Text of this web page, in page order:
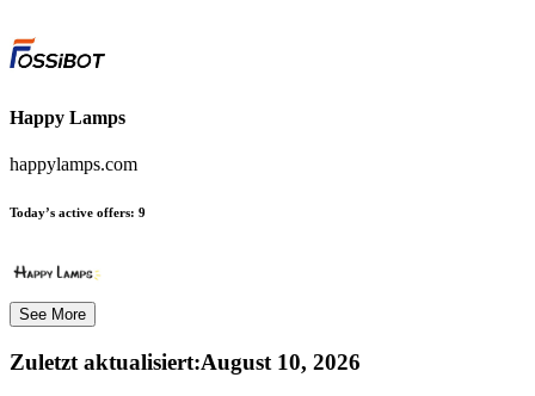
Happy Lamps
happylamps.com
Today’s active offers: 9
See More
Zuletzt aktualisiert:August 10, 2026